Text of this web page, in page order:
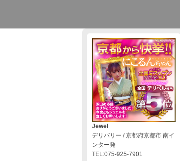
Jewel
デリバリー / 京都府京都市 南イ
ンター発
TEL:075-925-7901